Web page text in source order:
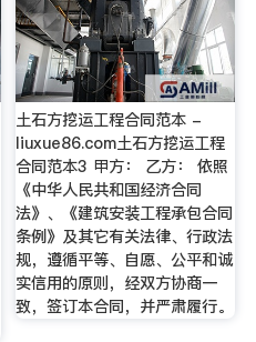
土石方挖运工程合同范本 -
liuxue86.com土石方挖运工程
合同范本3 甲方： 乙方： 依照
《中华人民共和国经济合同
法》、《建筑安装工程承包合同
条例》及其它有关法律、行政法
规，遵循平等、自愿、公平和诚
实信用的原则，经双方协商一
致，签订本合同，并严肃履行。